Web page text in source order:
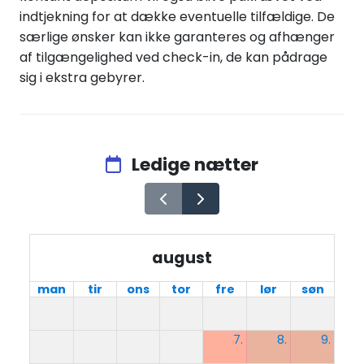
indtjekning for at dække eventuelle tilfældige. De
særlige ønsker kan ikke garanteres og afhænger
af tilgængelighed ved check-in, de kan pådrage
sig i ekstra gebyrer.
Ledige nætter
august
man tir ons tor fre lør søn
7. 8. 9.